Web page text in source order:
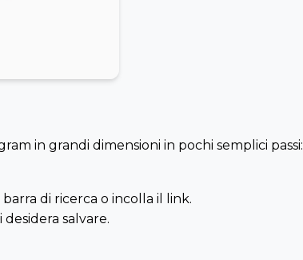
in grandi dimensioni in pochi semplici passi:
di ricerca o incolla il link.
salvare.